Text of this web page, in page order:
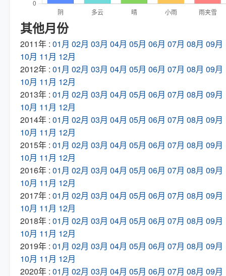
其他月份
2011年 : 01月 02月 03月 04月 05月 06月 07月 08月 09月
10月 11月 12月
2012年 : 01月 02月 03月 04月 05月 06月 07月 08月 09月
10月 11月 12月
2013年 : 01月 02月 03月 04月 05月 06月 07月 08月 09月
10月 11月 12月
2014年 : 01月 02月 03月 04月 05月 06月 07月 08月 09月
10月 11月 12月
2015年 : 01月 02月 03月 04月 05月 06月 07月 08月 09月
10月 11月 12月
2016年 : 01月 02月 03月 04月 05月 06月 07月 08月 09月
10月 11月 12月
2017年 : 01月 02月 03月 04月 05月 06月 07月 08月 09月
10月 11月 12月
2018年 : 01月 02月 03月 04月 05月 06月 07月 08月 09月
10月 11月 12月
2019年 : 01月 02月 03月 04月 05月 06月 07月 08月 09月
10月 11月 12月
2020年 : 01月 02月 03月 04月 05月 06月 07月 08月 09月